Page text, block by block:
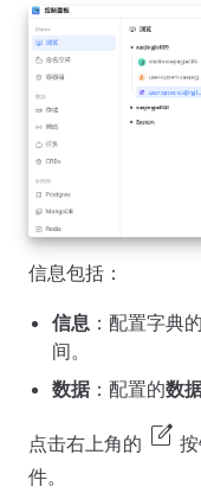
信息包括：
信息 ：配置字典
间。
数据：配置的数
点击右上角的 edit_square
件。